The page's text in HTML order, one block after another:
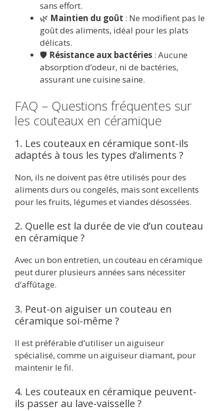
sans effort.
🌿 Maintien du goût : Ne modifient pas le
goût des aliments, idéal pour les plats
délicats.
🛡️ Résistance aux bactéries : Aucune
absorption d’odeur, ni de bactéries,
assurant une cuisine saine.
FAQ – Questions fréquentes sur
les couteaux en céramique
1. Les couteaux en céramique sont-ils
adaptés à tous les types d’aliments ?
Non, ils ne doivent pas être utilisés pour des
aliments durs ou congelés, mais sont excellents
pour les fruits, légumes et viandes désossées.
2. Quelle est la durée de vie d’un couteau
en céramique ?
Avec un bon entretien, un couteau en céramique
peut durer plusieurs années sans nécessiter
d’affûtage.
3. Peut-on aiguiser un couteau en
céramique soi-même ?
Il est préférable d’utiliser un aiguiseur
spécialisé, comme un aiguiseur diamant, pour
maintenir le fil.
4. Les couteaux en céramique peuvent-
ils passer au lave-vaisselle ?